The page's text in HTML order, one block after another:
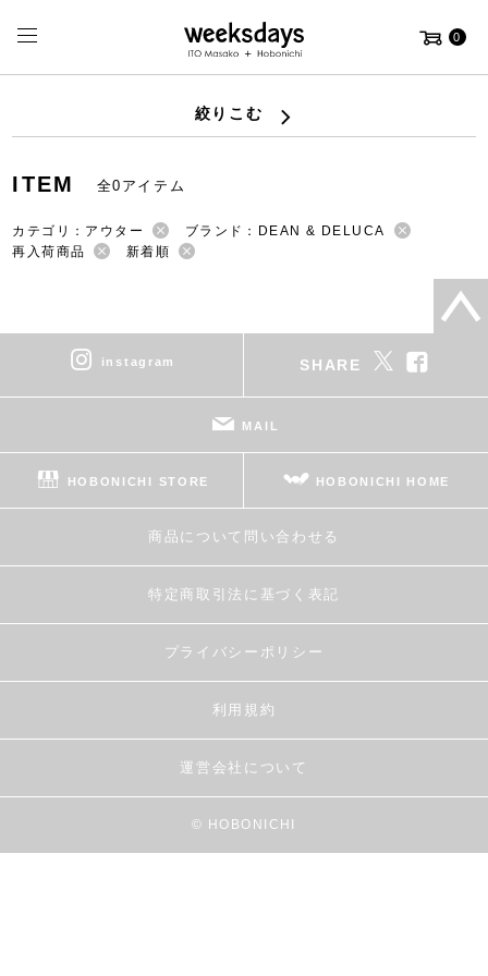
0
絞りこむ
ITEM 全0アイテム
カテゴリ：アウター
ブランド：DEAN & DELUCA
再入荷商品
新着順
instagram SHARE
MAIL
HOBONICHI STORE HOBONICHI HOME
商品について問い合わせる
特定商取引法に基づく表記
プライバシーポリシー
利用規約
運営会社について
© HOBONICHI